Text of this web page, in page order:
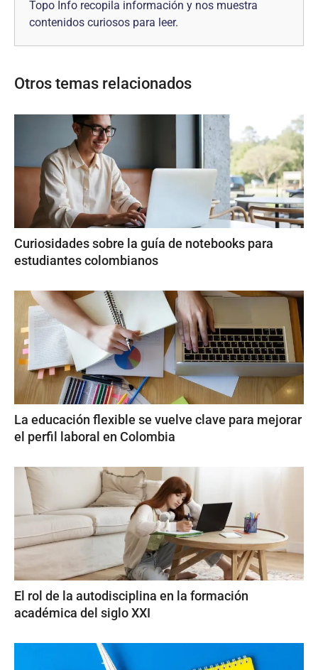
Topo Info recopila información y nos muestra
contenidos curiosos para leer.
Otros temas relacionados
Curiosidades sobre la guía de notebooks para
estudiantes colombianos
La educación flexible se vuelve clave para mejorar
el perfil laboral en Colombia
El rol de la autodisciplina en la formación
académica del siglo XXI